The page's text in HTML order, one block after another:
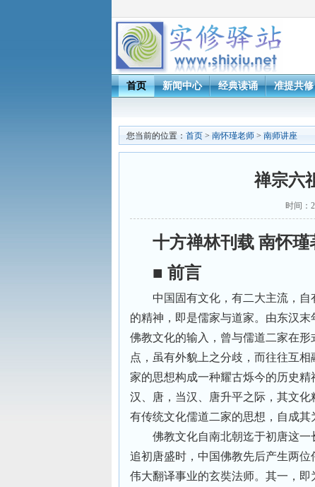
首页 新闻中心 经典读诵 准提共修
您当前的位置： 首页 > 南怀瑾老师 > 南师讲座
禅宗六
时间：
十方禅林刊载 南怀瑾
■ 前言
中国固有文化，有二大主流，
的精神，即是儒家与道家。由东汉
佛教文化的输入，曾与儒道二家在
点，虽有外貌上之分歧，而往往互
家的思想构成一种耀古烁今的历史
汉、唐，当汉、唐升平之际，其文
有传统文化儒道二家的思想，自成其
佛教文化自南北朝迄于初唐这一
追初唐盛时，中国佛教先后产生两
伟大翻译事业的玄奘法师。其一，